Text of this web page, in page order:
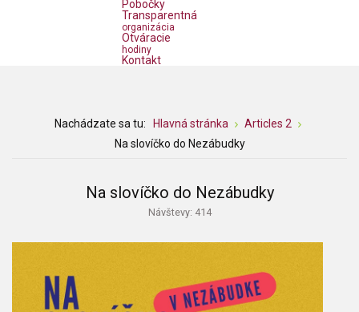
Pobočky
Transparentná
organizácia
Otváracie
hodiny
Kontakt
Nachádzate sa tu: Hlavná stránka
Articles 2
Na slovíčko do Nezábudky
Na slovíčko do Nezábudky
Návštevy: 414